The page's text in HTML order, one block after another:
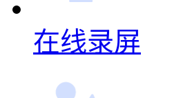
在线录屏